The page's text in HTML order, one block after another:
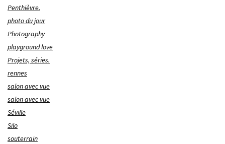
Penthièvre.
photo du jour
Photography
playground love
Projets, séries.
rennes
salon avec vue
salon avec vue
Séville
Silo
souterrain